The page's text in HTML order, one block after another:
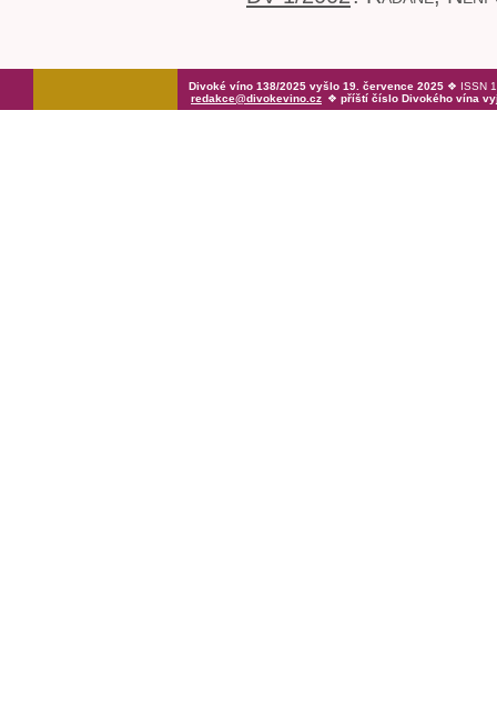
Divoké víno 138/2025 vyšlo 19. července 2025 ❖ ISSN
redakce@divokevino.cz ❖ příští číslo Divokého vína